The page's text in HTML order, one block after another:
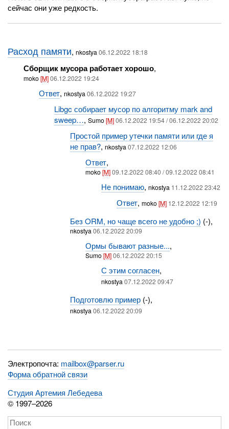
сейчас они уже редкость.
Расход памяти,nkostya06.12.2022 18:18
Сборщик мусора работает хорошо,
moko[M] 06.12.2022 19:24
Ответ, nkostya 06.12.2022 19:27
Libgc собирает мусор по алгоритму mark and
sweep…,Sumo[M]06.12.2022 19:54 / 06.12.2022 20:02
Простой пример утечки памяти или где я
не прав?, nkostya 07.12.2022 12:06
Ответ,
moko[M]09.12.2022 08:40 / 09.12.2022 08:41
Не понимаю, nkostya 11.12.2022 23:42
Ответ, moko[M] 12.12.2022 12:19
Без ORM, но чаще всего не удобно ;) (-),
nkostya 06.12.2022 20:09
Ормы бывают разные...,
Sumo[M]06.12.2022 20:15
С этим согласен,
nkostya 07.12.2022 09:47
Подготовлю пример(-),
nkostya 06.12.2022 20:09
Электропочта: mailbox@parser.ru
Форма обратной связи
Студия Артемия Лебедева
© 1997–2026